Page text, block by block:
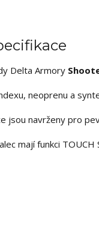
Delta Armory
neoprenu a
jsou navrženy pro
mají funkci